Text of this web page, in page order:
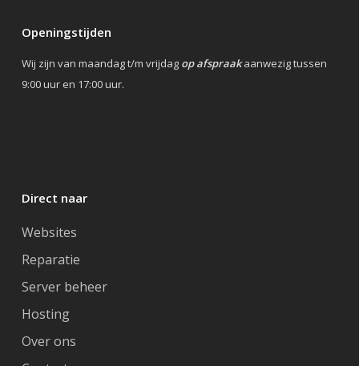
Openingstijden
Wij zijn van maandag t/m vrijdag op afspraakaanwezig tussen
9:00 uur en 17:00 uur.
Direct naar
Websites
Reparatie
Server beheer
Hosting
Over ons